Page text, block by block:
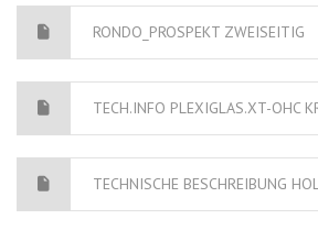
RONDO_PROSPEKT ZWEISEITIG
TECH.INFO PLEXIGLAS.XT-OHC
TECHNISCHE BESCHREIBUNG